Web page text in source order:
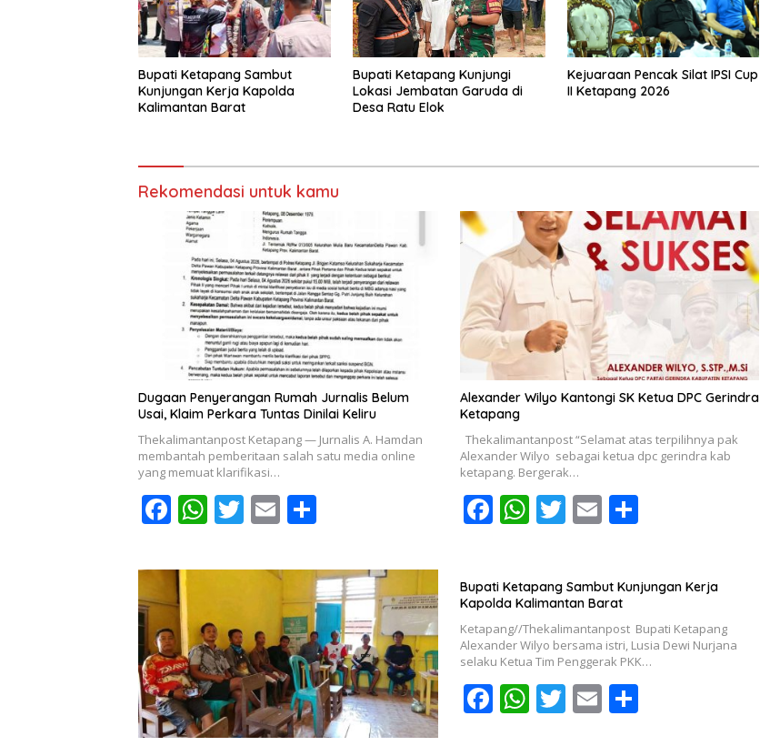
Bupati Ketapang Sambut
Kunjungan Kerja Kapolda
Kalimantan Barat
Bupati Ketapang Kunjungi
Lokasi Jembatan Garuda di
Desa Ratu Elok
Kejuaraan Pencak Silat IPSI Cup
II Ketapang 2026
Rekomendasi untuk kamu
Dugaan Penyerangan Rumah Jurnalis Belum
Usai, Klaim Perkara Tuntas Dinilai Keliru
Thekalimantanpost Ketapang — Jurnalis A. Hamdan
membantah pemberitaan salah satu media online
yang memuat klarifikasi…
F
e
b
o
o
k
W
at
A
p
p
T
itt
E
ai
l
ar
e
Alexander Wilyo Kantongi SK Ketua DPC Gerindra
Ketapang
Thekalimantanpost “Selamat atas terpilihnya pak
Alexander Wilyo sebagai ketua dpc gerindra kab
ketapang. Bergerak…
F
b
o
o
k
W
s
A
p
p
T
er
E
l
S
e
Bupati Ketapang Sambut Kunjungan Kerja
Kapolda Kalimantan Barat
Ketapang//Thekalimantanpost Bupati Ketapang
Alexander Wilyo bersama istri, Lusia Dewi Nurjana
selaku Ketua Tim Penggerak PKK…
F W T E S